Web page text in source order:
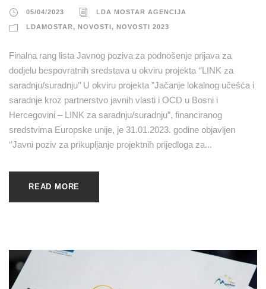
05/04/2023 LDA MOSTAR AGENCIJA
LDAMOSTAR, NOVOSTI, NOVOSTI 2023
Finalna rang lista Javnog poziva za podnošenje prijava za
dodjelu bespovratnih sredstava u okviru projekta ‘’LINK za
saradnju/suradnju’’ U okviru projekta ”Jačanje lokalnog učešća i
saradnje kroz partnerstvo javnih vlasti i OCD u Bosni i
Hercegovini – LINK za saradnju/suradnju”, financiranog
sredstvima Europske unije, je 31.01.2023. godine objavljen
‘’Javni poziv za prikupljanje projektnih prijedloga za...
READ MORE